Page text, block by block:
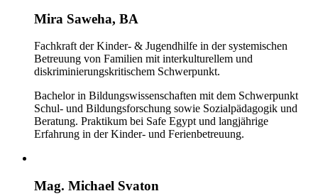
Mira Saweha, BA
Fachkraft der Kinder- & Jugendhilfe in der systemischen
Betreuung von Familien mit interkulturellem und
diskriminierungskritischem Schwerpunkt.
Bachelor in Bildungswissenschaften mit dem Schwerpunkt
Schul- und Bildungsforschung sowie Sozialpädagogik und
Beratung. Praktikum bei Safe Egypt und langjährige
Erfahrung in der Kinder- und Ferienbetreuung.
Mag. Michael Svaton